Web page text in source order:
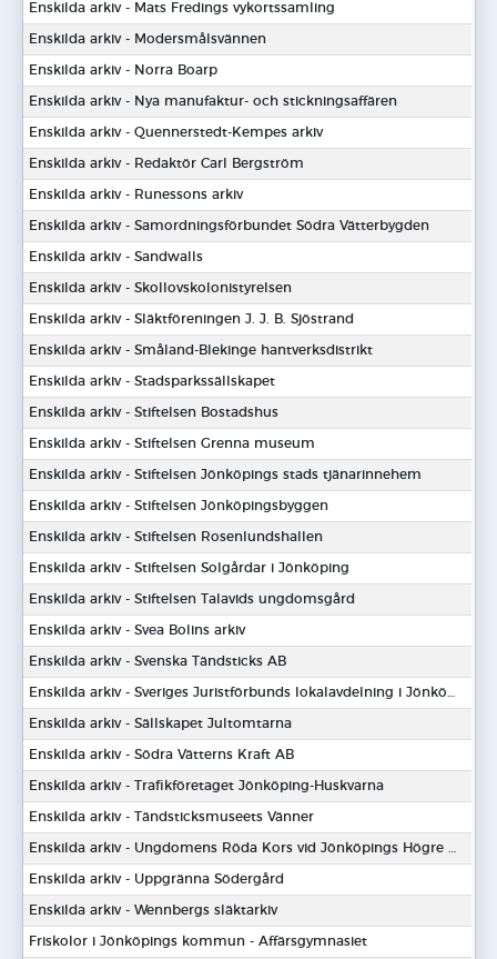
Enskilda arkiv - Mats Fredings vykortssamling
Enskilda arkiv - Modersmålsvännen
Enskilda arkiv - Norra Boarp
Enskilda arkiv - Nya manufaktur- och stickningsaffären
Enskilda arkiv - Quennerstedt-Kempes arkiv
Enskilda arkiv - Redaktör Carl Bergström
Enskilda arkiv - Runessons arkiv
Enskilda arkiv - Samordningsförbundet Södra Vätterbygden
Enskilda arkiv - Sandwalls
Enskilda arkiv - Skollovskolonistyrelsen
Enskilda arkiv - Släktföreningen J. J. B. Sjöstrand
Enskilda arkiv - Småland-Blekinge hantverksdistrikt
Enskilda arkiv - Stadsparkssällskapet
Enskilda arkiv - Stiftelsen Bostadshus
Enskilda arkiv - Stiftelsen Grenna museum
Enskilda arkiv - Stiftelsen Jönköpings stads tjänarinnehem
Enskilda arkiv - Stiftelsen Jönköpingsbyggen
Enskilda arkiv - Stiftelsen Rosenlundshallen
Enskilda arkiv - Stiftelsen Solgårdar i Jönköping
Enskilda arkiv - Stiftelsen Talavids ungdomsgård
Enskilda arkiv - Svea Bolins arkiv
Enskilda arkiv - Svenska Tändsticks AB
Enskilda arkiv - Sällskapet Jultomtarna
Enskilda arkiv - Södra Vätterns Kraft AB
Enskilda arkiv - Trafikföretaget Jönköping-Huskvarna
Enskilda arkiv - Tändsticksmuseets Vänner
Enskilda arkiv - Uppgränna Södergård
Enskilda arkiv - Wennbergs släktarkiv
Friskolor i Jönköpings kommun - Affärsgymnasiet